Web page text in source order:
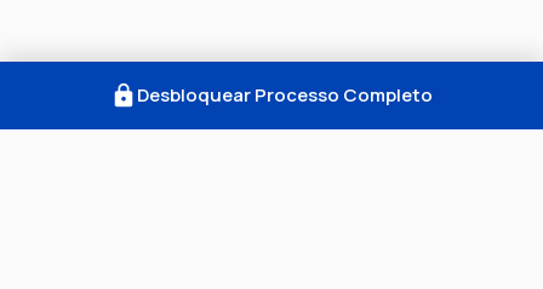
Desbloquear Processo Completo